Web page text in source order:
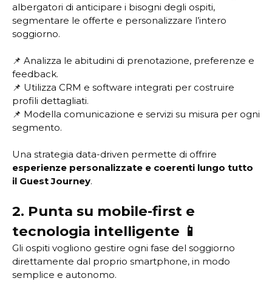
albergatori di anticipare i bisogni degli ospiti,
segmentare le offerte e personalizzare l’intero
soggiorno.
📌 Analizza le abitudini di prenotazione, preferenze e
feedback.
📌 Utilizza CRM e software integrati per costruire
profili dettagliati.
📌 Modella comunicazione e servizi su misura per ogni
segmento.
Una strategia data-driven permette di offrire
esperienze personalizzate e coerenti lungo tutto
il Guest Journey.
2. Punta su mobile-first e
tecnologia intelligente 📱
Gli ospiti vogliono gestire ogni fase del soggiorno
direttamente dal proprio smartphone, in modo
semplice e autonomo.